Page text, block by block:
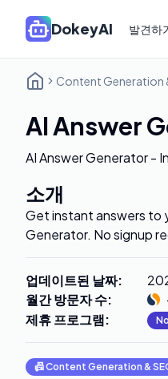
DokeyAI 발견하
Content Generation
AI Answer
AI Answer Generator -
소개
Get instant answers to
Generator. No signup
업데이트된 날짜:
월간 방문자 수:
제휴 프로그램: No
📠Content Generation &